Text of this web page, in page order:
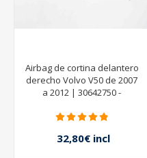
Airbag de cortina delantero
derecho Volvo V50 de 2007
a 2012 | 30642750 -
32,80€ incl